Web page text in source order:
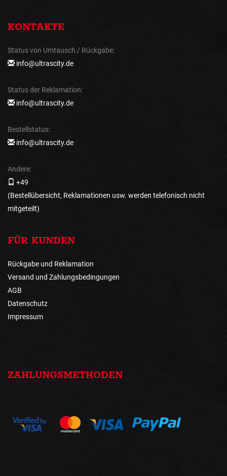
KONTAKTE
Status von Umtausch / Rückgabe:
info@ultrascity.de
Status der Reklamation:
info@ultrascity.de
Bestellstatus:
info@ultrascity.de
Andere:
+49
(Bestellübersicht, Reklamationen usw. werden telefonisch nicht
mitgeteilt)
FÜR KUNDEN
Rückgabe und Reklamation
Versand und Zahlungsbedingungen
AGB
Datenschutz
Impressum
ZAHLUNGSMETHODEN